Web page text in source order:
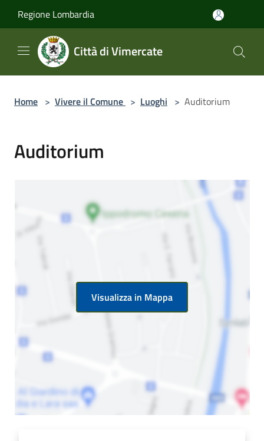
Regione Lombardia
Città di Vimercate
Home > Vivere il Comune > Luoghi > Auditorium
Auditorium
Visualizza in Mappa